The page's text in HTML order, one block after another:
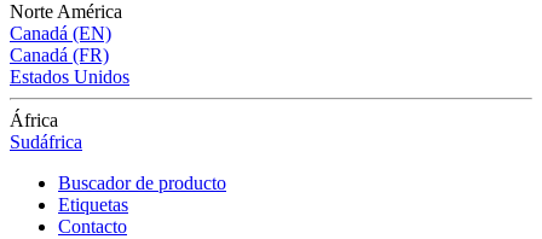
Norte América
Canadá (EN)
Canadá (FR)
Estados Unidos
África
Sudáfrica
Buscador de producto
Etiquetas
Contacto